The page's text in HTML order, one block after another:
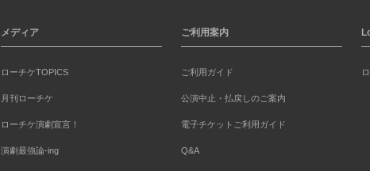
メディア
ローチケTOPICS
月刊ローチケ
ローチケ演劇宣言！
演劇最強論-ing
ご利用案内
ご利用ガイド
公演中止・払戻しのご案内
電子チケットご利用ガイド
Q&A